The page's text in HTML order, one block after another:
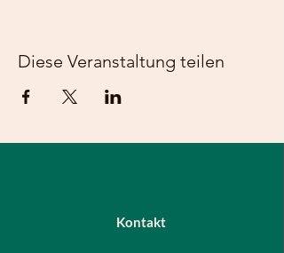
Diese Veranstaltung teilen
Kontakt